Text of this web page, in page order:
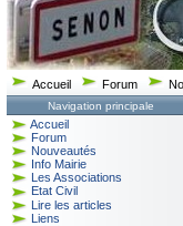
Accueil Forum
Navigation principale
Accueil
Forum
Nouveautés
Info Mairie
Les Associations
Etat Civil
Lire les articles
Liens